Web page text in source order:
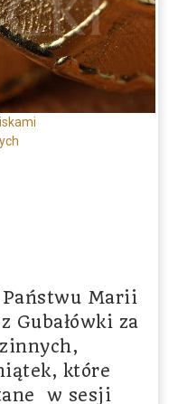
Państwu Marii
Gubałówki za
które
w sesji